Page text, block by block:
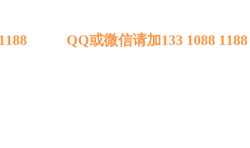
QQ或微信请加133 1088 1188